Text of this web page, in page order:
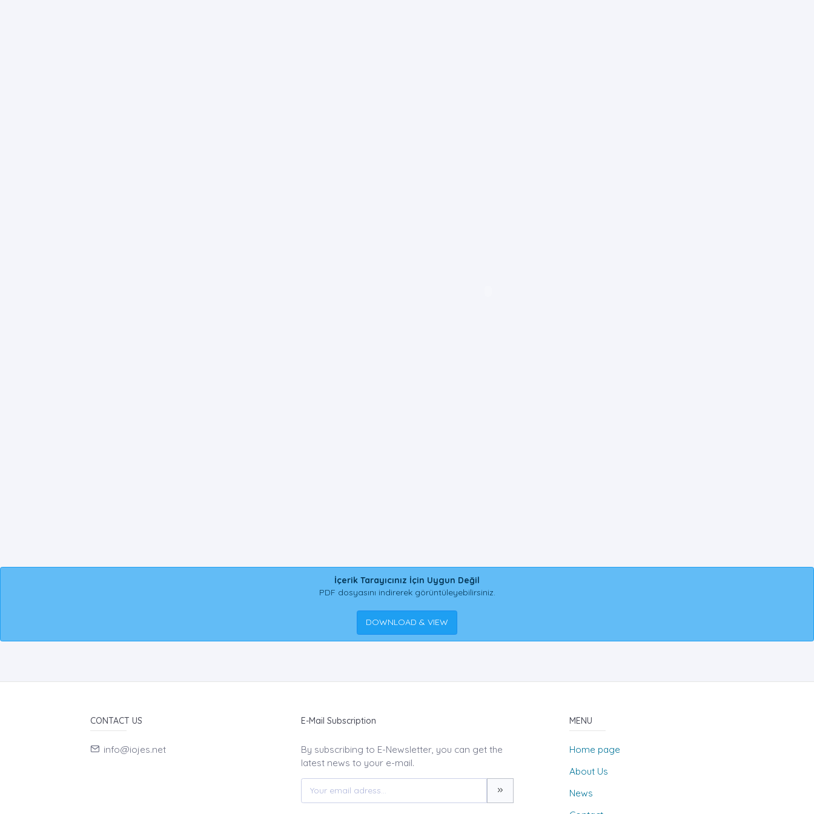
İçerik Tarayıcınız İçin Uygun Değil
PDF dosyasını indirerek görüntüleyebilirsiniz.
DOWNLOAD & VIEW
CONTACT US
info@iojes.net
E-Mail Subscription
By subscribing to E-Newsletter, you can get the
latest news to your e-mail.
MENU
Home page
About Us
News